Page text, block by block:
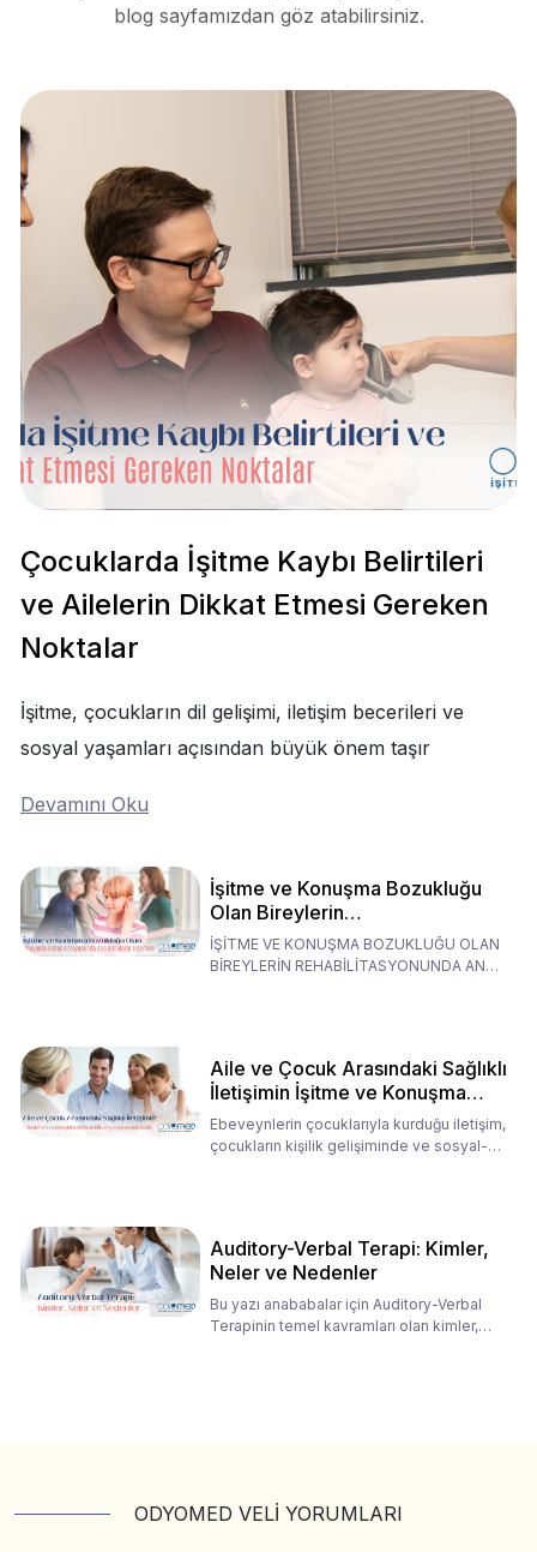
blog sayfamızdan göz atabilirsiniz.
Çocuklarda İşitme Kaybı Belirtileri
ve Ailelerin Dikkat Etmesi Gereken
Noktalar
İşitme, çocukların dil gelişimi, iletişim becerileri ve
sosyal yaşamları açısından büyük önem taşır
Devamını Oku
İşitme ve Konuşma Bozukluğu
Olan Bireylerin
Rehabilitasyonunda Ana
Babaların Tutumları
İŞİTME VE KONUŞMA BOZUKLUĞU OLAN
BİREYLERİN REHABİLİTASYONUNDA ANA
Aile ve Çocuk Arasındaki Sağlıklı
İletişimin İşitme ve Konuşma
Rehabilitasyonundaki Rolü
Ebeveynlerin çocuklarıyla kurduğu iletişim,
çocukların kişilik gelişiminde ve sosyal-
Auditory-Verbal Terapi: Kimler,
Neler ve Nedenler
Bu yazı anababalar için Auditory-Verbal
Terapinin temel kavramları olan kimler,
ODYOMED VELİ YORUMLARI